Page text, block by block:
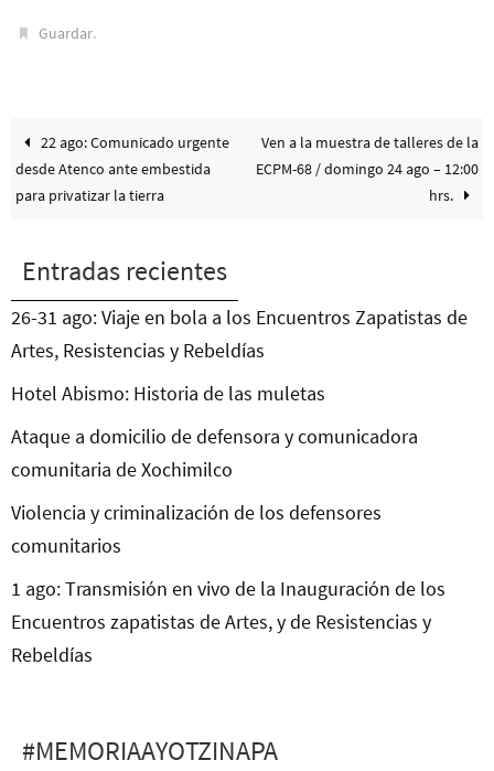
principales consignas de
Guardar.
22 ago: Comunicado urgente
desde Atenco ante embestida
para privatizar la tierra
Ven a la muestra de talleres de la
ECPM-68 / domingo 24 ago – 12:00
hrs.
Entradas recientes
26-31 ago: Viaje en bola a los Encuentros Zapatistas de
Artes, Resistencias y Rebeldías
Hotel Abismo: Historia de las muletas
Ataque a domicilio de defensora y comunicadora
comunitaria de Xochimilco
Violencia y criminalización de los defensores
comunitarios
1 ago: Transmisión en vivo de la Inauguración de los
Encuentros zapatistas de Artes, y de Resistencias y
Rebeldías
#MEMORIAAYOTZINAPA